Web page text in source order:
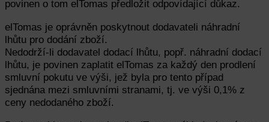
povinen o tom elTomas předložit odpovídající důkaz.
elTomas je oprávněn poskytnout dodavateli náhradní
lhůtu pro dodání zboží.
Nedodrží-li dodavatel dodací lhůtu, popř. náhradní dodací
lhůtu, je povinen zaplatit elTomas za každý den prodlení
smluvní pokutu ve výši, jež byla pro tento případ
sjednána mezi smluvními stranami, tj. ve výši 0,1% z
ceny nedodaného zboží.